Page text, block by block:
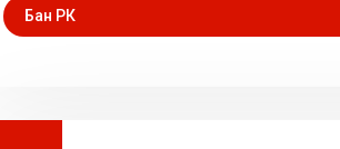
Бан РК